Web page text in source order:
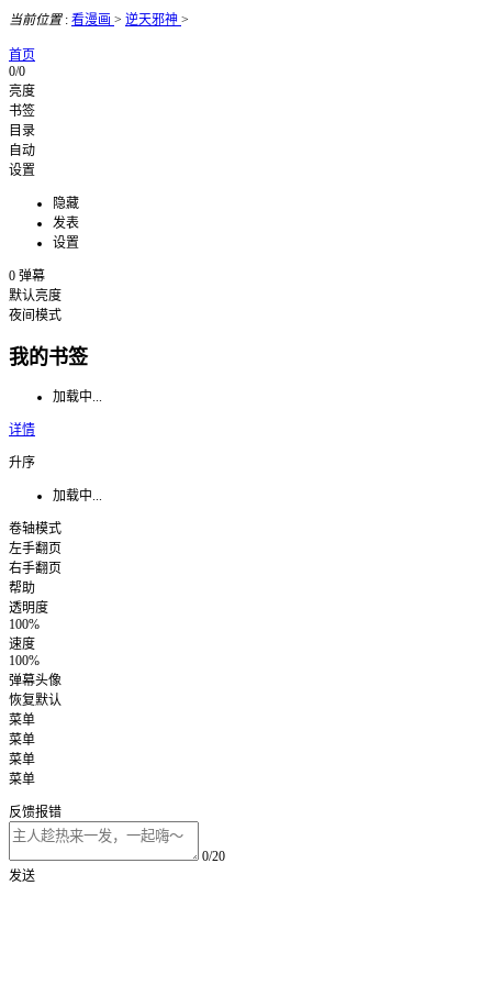
当前位置: 看漫画 > 逆天邪神 >
首页
0/0
亮度
书签
目录
自动
设置
隐藏
发表
设置
0 弹幕
默认亮度
夜间模式
我的书签
加载中...
详情
升序
加载中...
卷轴模式
左手翻页
右手翻页
帮助
透明度
100%
速度
100%
弹幕头像
恢复默认
菜单
菜单
菜单
菜单
反馈报错
0/20
发送